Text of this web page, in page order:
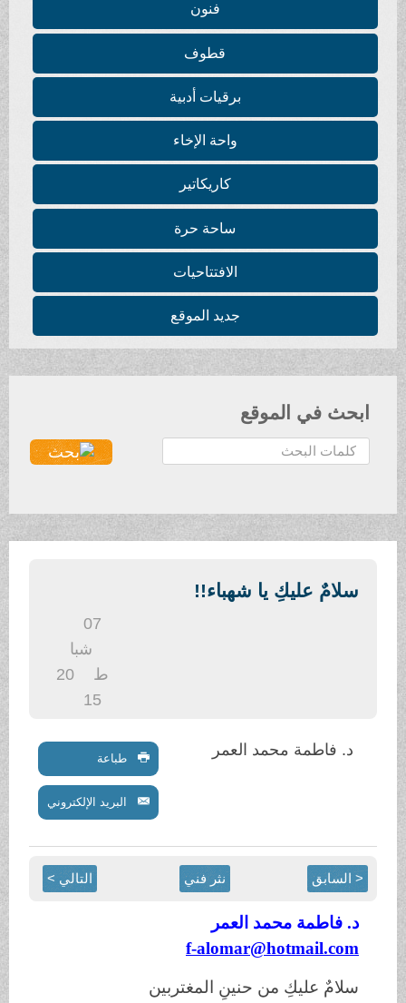
فنون
قطوف
برقيات أدبية
واحة الإخاء
كاريكاتير
ساحة حرة
الافتتاحيات
جديد الموقع
ابحث في الموقع
ح
ث
سلامٌ عليكِ يا شهباء!!
شبا
د. فاطمة محمد العمر طباعة
البريد الإلكتروني
< السابق نثر فني التالي >
د. فاطمة محمد العمر
f-alomar@hotmail.com
سلامٌ عليكِ من حنينِ المغتربين